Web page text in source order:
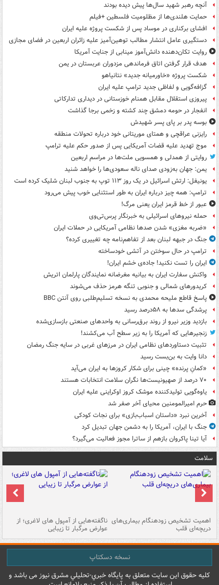
آنچه رهبر شهید سال‌ها پیش دیده بودند
حمایت هلندی‌ها از مظلومیت فلسطین +فیلم
افشای برکناری در موساد پس از شکست پروژه علیه ایران
دستگیری عامل انتشار مطالب توهین‌آمیز علیه زائران اربعین در فضای مجازی
روایت تکان‌دهنده دانش‌آموز مینابی از جنایت آمریکا
هدف قرار گرفتن اتاق‌ فرماندهی مزدوران عربستان در یمن
شکست پروژه «خاورمیانه جدید» نتانیاهو
گزافه‌گویی و لفاظی جدید ترامپ علیه ایران
پیروزی استقلال مقابل همنام خوزستانی در دیداری تدارکاتی
انفجار در حومه دمشق چند کشته و زخمی برجا گذاشت
بوسه‌ پدر بر پای پسر شهیدش
رایزنی عراقچی و همتای موریتانی خود درباره تحولات منطقه
موج تهدید علیه قضات آمریکایی پس از صدور حکم علیه ترامپ
روایتی از همدلی و همسویی ملت‌ها در مراسم اربعین
یمن: جهان به‌زودی صدای ناله سعودی‌ها را خواهد شنید
یونیفل: ارتش اسرائیل در یک روز ۱۱۳ توپ به جنوب لبنان شلیک کرده است
ترامپ: همه چیز درباره ایران به طور استثنایی خوب پیش می‌رود
عبور از خط قرمز ایران یعنی مرگ!
حمله نیروهای اسرائیلی به خبرنگار پرس‌تی‌وی
«ضربه مغزی» شدن صدها نظامی آمریکایی در حملات ایران
جنگ در جبهه لبنان بعد از تفاهم‌نامه چه تغییری کرده؟
ترامپ در حال سوختن در آتشی خودساخته
ایران را تست نکنید! جاده‌ی خشم ایران!
واکنش سفارت ایران به بیانیه مغرضانه نمایندگان پارلمان اتریش
کریدورهای شمالی و جنوبی تنگه هرمز حذف می‌شوند
پاسخ قاطع ملیحه محمدی به نسخه تسلیم‌طلبی روی آنتن BBC
پرشدگی سدها به ۵۸درصد رسید
بازدید وزیر نیرو از روند برق‌رسانی به واحدهای صنعتی بازسازی‌شده
زنجیرهایی که آمریکا را به زیر سطح آب می‌کشند!
تثبیت دستاوردهای نظامی ایران در مرزهای غربی در سایه جنگ رمضان
دانا وایت به بن‌بست رسید
«کمانِ پرنده» چینی برای شکار کروزها به ایران می‌آید
۷۰ درصد از صهیونیست‌ها نگران سلامت انتخابات هستند
یاوه‌گویی تولیدکننده موشک کروز اوکراینی علیه ایران
حرم امیرالمومنین محیای آخر صفر شد
آخرین نبرد «داستان اسباب‌بازی» برای نجات کودکی
جنگ با ایران، آمریکا را به دشمن جهان تبدیل کرد
آیا تینا پاکروان بازهم از ساترا مجوز فعالیت می‌گیرد؟
سلامت
اهمیت تشخیص زودهنگام بیماری‌های
دریچه‌ای قلب
ناگفته‌هایی از آمپول های لاغری؛ از
عوارض مرگبار تا زیبایی
نسخه دسکتاپ
کليه حقوق اين سايت متعلق به پایگاه خبري-تحليلي مشرق نيوز می باشد و